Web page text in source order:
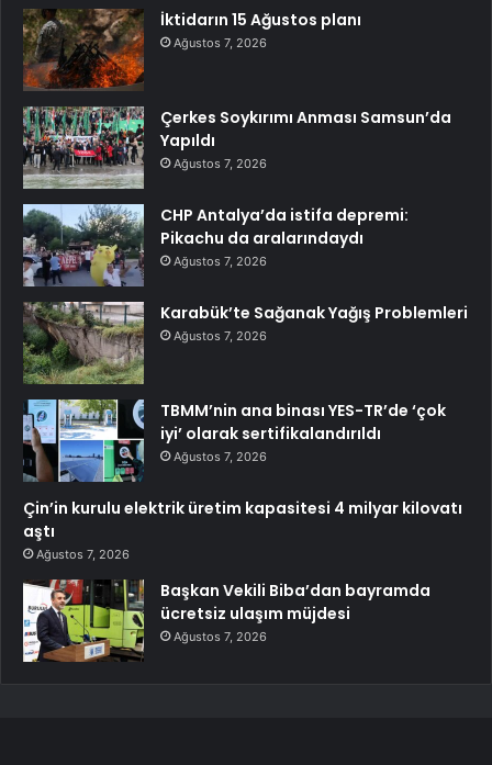
İktidarın 15 Ağustos planı
Ağustos 7, 2026
Çerkes Soykırımı Anması Samsun’da
Yapıldı
Ağustos 7, 2026
CHP Antalya’da istifa depremi:
Pikachu da aralarındaydı
Ağustos 7, 2026
Karabük’te Sağanak Yağış Problemleri
Ağustos 7, 2026
TBMM’nin ana binası YES-TR’de ‘çok
iyi’ olarak sertifikalandırıldı
Ağustos 7, 2026
Çin’in kurulu elektrik üretim kapasitesi 4 milyar kilovatı
aştı
Ağustos 7, 2026
Başkan Vekili Biba’dan bayramda
ücretsiz ulaşım müjdesi
Ağustos 7, 2026